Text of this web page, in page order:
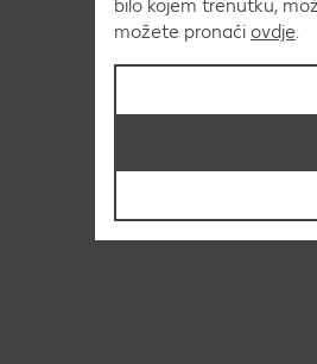
bilo kojem trenutku,
možete pronaći ovdje